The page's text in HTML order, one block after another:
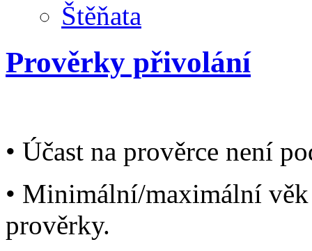
Štěňata
Prověrky přivolání
• Účast na prověrce není
• Minimální/maximální
prověrky.